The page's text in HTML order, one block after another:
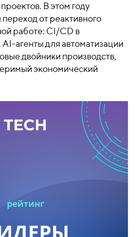
В этом году
от реактивного
работе: CI/CD в
агенты для автоматизации
двойники производств,
экономический